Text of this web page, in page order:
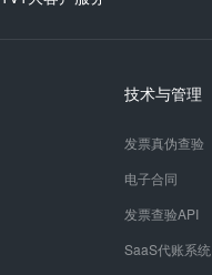
技术与管理
发票真伪查验
电子合同
发票查验API
SaaS代账系统